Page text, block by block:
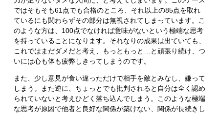
ではそもそも61点でも合格のところ、それ以上の85点を取れ
ているにも関わらずその部分は無視されてしまっています。こ
のような方は、100点でなければ意味がないという極端な思考
を持っていることになります。それなりの成果は出ていても、
これではまだダメだと考え、もっともっと…と頑張り続け、つ
いには心も体も疲弊しきってしまうのです。
また、少し意見が食い違っただけで相手を敵とみなし、嫌って
しまう。また逆に、ちょっとでも批判されると自分は全く認め
られていないと考えひどく落ち込んでしまう。このような極端
な思考が原因で他者と良好な関係が築けない、関係が長続きし